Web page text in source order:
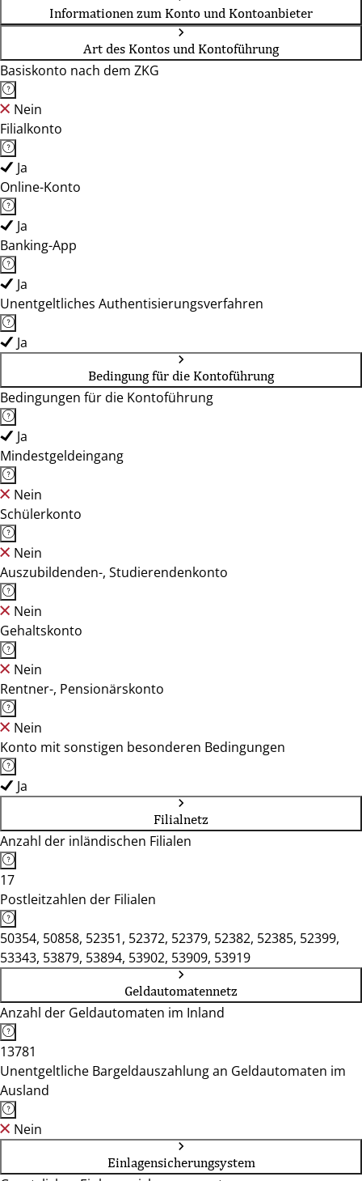
Informationen zum Konto und Kontoanbieter
Art des Kontos und Kontoführung
Basiskonto nach dem ZKG
Nein
Filialkonto
Ja
Online-Konto
Ja
Banking-App
Ja
Unentgeltliches Authentisierungsverfahren
Ja
Bedingung für die Kontoführung
Bedingungen für die Kontoführung
Ja
Mindestgeldeingang
Nein
Schülerkonto
Nein
Auszubildenden-, Studierendenkonto
Nein
Gehaltskonto
Nein
Rentner-, Pensionärskonto
Nein
Konto mit sonstigen besonderen Bedingungen
Ja
Filialnetz
Anzahl der inländischen Filialen
17
Postleitzahlen der Filialen
50354, 50858, 52351, 52372, 52379, 52382, 52385, 52399,
53343, 53879, 53894, 53902, 53909, 53919
Geldautomatennetz
Anzahl der Geldautomaten im Inland
13781
Unentgeltliche Bargeldauszahlung an Geldautomaten im
Ausland
Nein
Einlagensicherungsystem